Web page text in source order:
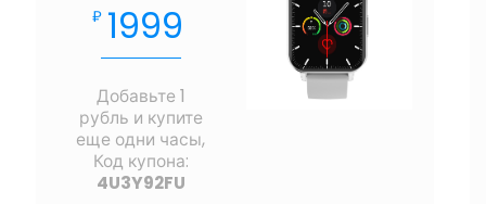
₽ 1999
Добавьте 1
рубль и купите
еще одни часы,
Код купона:
4U3Y92FU